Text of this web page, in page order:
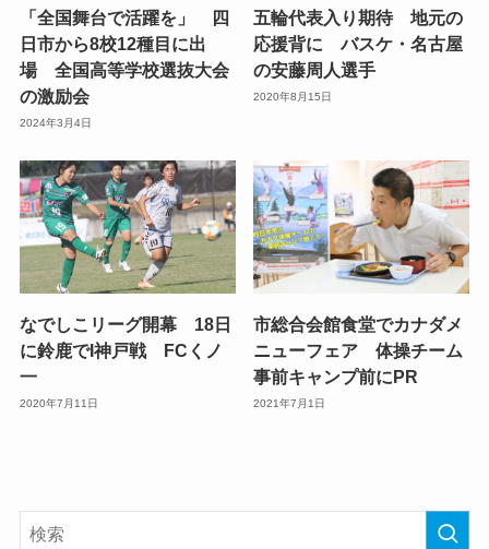
「全国舞台で活躍を」 四
日市から8校12種目に出
場 全国高等学校選抜大会
の激励会
2024年3月4日
五輪代表入り期待 地元の
応援背に バスケ・名古屋
の安藤周人選手
2020年8月15日
なでしこリーグ開幕 18日
に鈴鹿でI神戸戦 FCくノ
一
2020年7月11日
市総合会館食堂でカナダメ
ニューフェア 体操チーム
事前キャンプ前にPR
2021年7月1日